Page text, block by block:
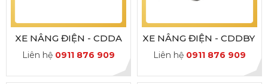
XE NÂNG ĐIỆN - CDDA
Liên hệ 0911 876 909
XE NÂNG ĐIỆN - CDDBY
Liên hệ 0911 876 909